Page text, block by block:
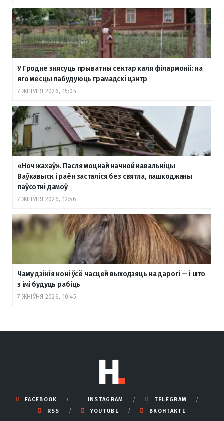
У Гродне знясуць прыватны сектар каля філармоніі: на
яго месцы пабудуюць грамадскі цэнтр
7 ЖНІЎНЯ 2026, 15:05
«Ноч жахаў». Пасля моцнай начной навальніцы
Ваўкавыск і раён засталіся без святла, пашкоджаны
паўсотні дамоў
7 ЖНІЎНЯ 2026, 12:56
Чаму дзікія коні ўсё часцей выходзяць на дарогі — і што
з імі будуць рабіць
7 ЖНІЎНЯ 2026, 10:45
FACEBOOK INSTAGRAM
TELEGRAM
RSS
YOUTUBE ВКОНТАКТЕ